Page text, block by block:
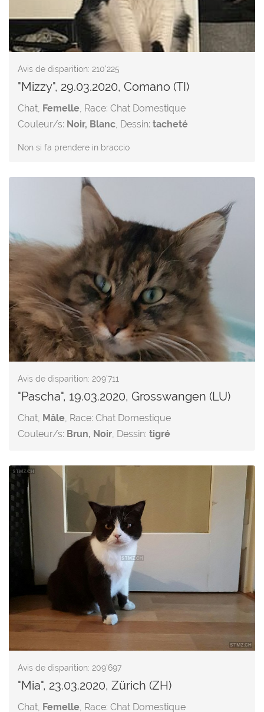
Avis de disparition: 210'225
"Mizzy", 29.03.2020, Comano (TI)
Chat, Femelle, Race: Chat Domestique
Couleur/s: Noir, Blanc, Dessin: tacheté
Non si fa prendere in braccio
Avis de disparition: 209'711
"Pascha", 19.03.2020, Grosswangen (LU)
Chat, Mâle, Race: Chat Domestique
Couleur/s: Brun, Noir, Dessin: tigré
Avis de disparition: 209'697
"Mia", 23.03.2020, Zürich (ZH)
Chat, Femelle, Race: Chat Domestique